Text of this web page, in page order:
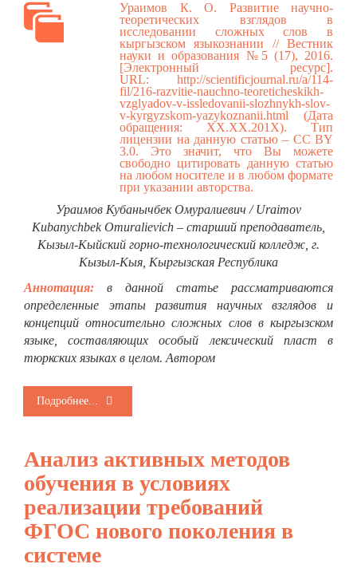
Ураимов К. О. Развитие научно-
теоретических взглядов в
исследовании сложных слов в
кыргызском языкознании // Вестник
науки и образования №5 (17), 2016.
[Электронный ресурс].
URL: http://scientificjournal.ru/a/114-
fil/216-razvitie-nauchno-teoreticheskikh-
vzglyadov-v-issledovanii-slozhnykh-slov-
v-kyrgyzskom-yazykoznanii.html (Дата
обращения: ХХ.ХХ.201Х). Тип
лицензии на данную статью – CC BY
3.0. Это значит, что Вы можете
свободно цитировать данную статью
на любом носителе и в любом формате
при указании авторства.
Ураимов Кубанычбек Омуралиевич / Uraimov
Kubanychbek Omuralievich – старший преподаватель,
Кызыл-Кыйский горно-технологический колледж, г.
Кызыл-Кыя, Кыргызская Республика
Аннотация: в данной статье рассматриваются
определенные этапы развития научных взглядов и
концепций относительно сложных слов в кыргызском
языке, составляющих особый лексический пласт в
тюркских языках в целом. Автором
Подробнее...
Анализ активных методов
обучения в условиях
реализации требований
ФГОС нового поколения в
системе